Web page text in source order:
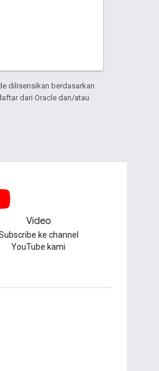
dilisensikan berdasarkan
dari Oracle dan/atau
Video
ke channel
YouTube kami